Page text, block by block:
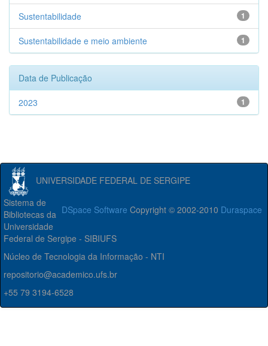
1
Sustentabilidade
1
Sustentabilidade e meio ambiente
Data de Publicação
1
2023
UNIVERSIDADE FEDERAL DE SERGIPE
DSpace Software Copyright © 2002-2010 Duraspace
Sistema de
Bibliotecas da
Universidade
Federal de Sergipe - SIBIUFS
Núcleo de Tecnologia da Informação - NTI
repositorio@academico.ufs.br
+55 79 3194-6528